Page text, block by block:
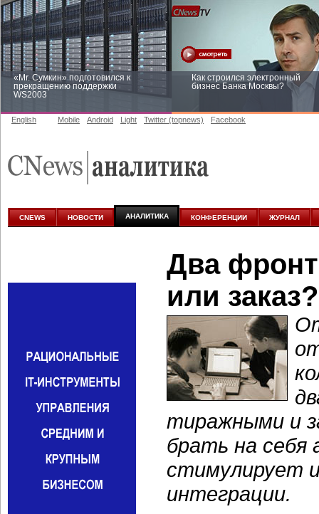
«Mr. Сумкин» подготовился к
прекращению поддержки
WS2003
Как строился электронный
бизнес Банка Москвы?
аналитике
English Mobile Android Light Twitter (topnews) Facebook
CNEWS НОВОСТИ АНАЛИТИКА КОНФЕРЕНЦИИ ЖУРНАЛ
Два
или заказ?
тиражными и
брать на себя
стимулирует
интеграции.